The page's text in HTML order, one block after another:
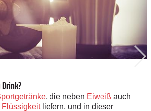
, die neben Eiweiß auch
Flüssigkeitliefern, und in dieser